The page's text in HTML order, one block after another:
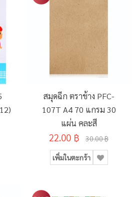
สมุดฉีก ตราช้าง PFC-
107T A4 70 แกรม 30
แผ่น คละสี
22.00 ฿ 30.00 ฿
เพิ่มในตะกร้า